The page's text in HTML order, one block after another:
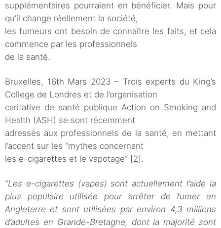
supplémentaires pourraient en bénéficier. Mais pour
qu’il change réellement la société,
les fumeurs ont besoin de connaître les faits, et cela
commence par les professionnels
de la santé.
Bruxelles, 16th Mars 2023 – Trois experts du King’s
College de Londres et de l’organisation
caritative de santé publique Action on Smoking and
Health (ASH) se sont récemment
adressés aux professionnels de la santé, en mettant
l’accent sur les “mythes concernant
les e-cigarettes et le vapotage” [2].
“Les e-cigarettes (vapes) sont actuellement l’aide la
plus populaire utilisée pour arrêter de fumer en
Angleterre et sont utilisées par environ 4,3 millions
d’adultes en Grande-Bretagne, dont la majorité sont